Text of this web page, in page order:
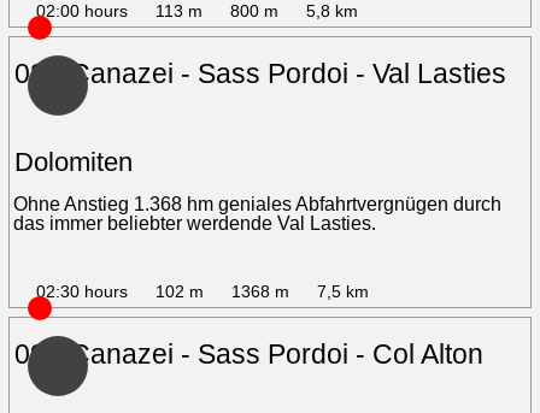
02:00 hours 113 m 800 m 5,8 km
08 - Canazei - Sass Pordoi - Val Lasties
Dolomiten
Ohne Anstieg 1.368 hm geniales Abfahrtvergnügen durch
das immer beliebter werdende Val Lasties.
02:30 hours 102 m 1368 m 7,5 km
09 - Canazei - Sass Pordoi - Col Alton